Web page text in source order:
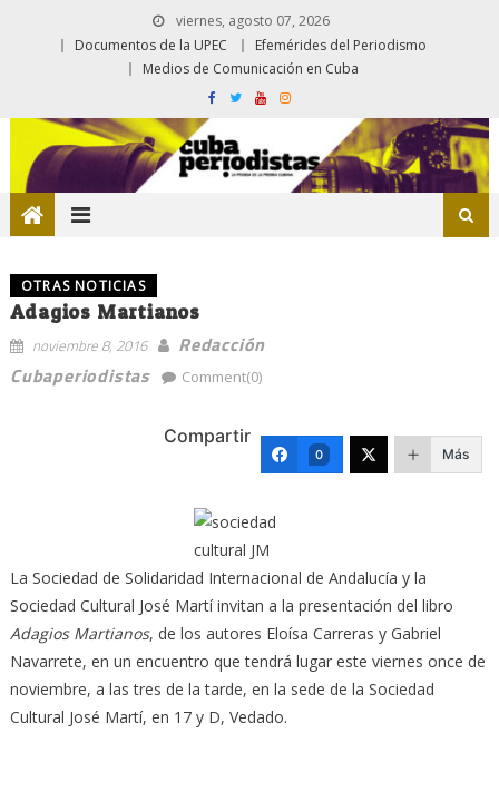
viernes, agosto 07, 2026
Documentos de la UPEC
Efemérides del Periodismo
Medios de Comunicación en Cuba
OTRAS NOTICIAS
Adagios Martianos
noviembre 8, 2016
Redacción
Cubaperiodistas
Comment(0)
Compartir
0 Más
La Sociedad de Solidaridad Internacional de Andalucía y la
Sociedad Cultural José Martí invitan a la presentación del libro
Adagios Martianos, de los autores Eloísa Carreras y Gabriel
Navarrete, en un encuentro que tendrá lugar este viernes once de
noviembre, a las tres de la tarde, en la sede de la Sociedad
Cultural José Martí, en 17 y D, Vedado.